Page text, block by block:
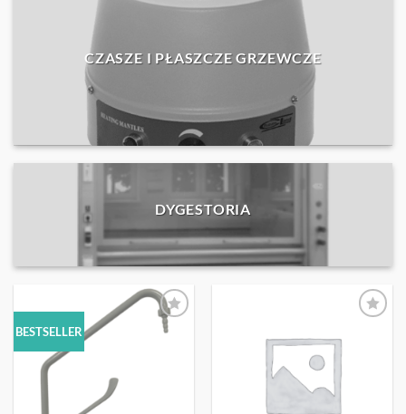
CZASZE I PŁASZCZE GRZEWCZE
DYGESTORIA
BESTSELLER OBSERWUJ